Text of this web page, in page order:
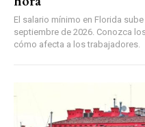
El salario mínimo en Florida
septiembre de 2026. Conozca
cómo afecta a los trabajadores.